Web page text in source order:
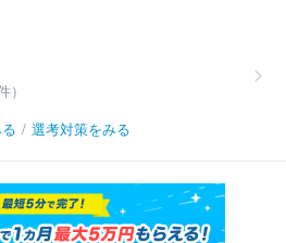
）
/ 選考対策をみる